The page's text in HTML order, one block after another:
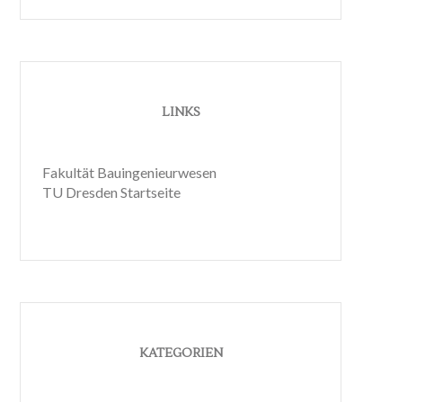
LINKS
Fakultät Bauingenieurwesen
TU Dresden Startseite
KATEGORIEN